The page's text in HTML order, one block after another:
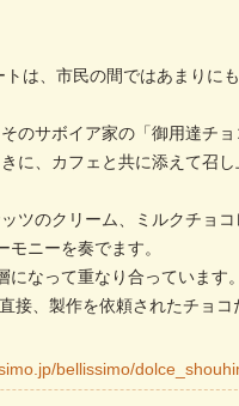
は、市民の間ではあまりに
のサボイア家の「御用達チョ
に、カフェと共に添えて召
ツのクリーム、ミルクチョコ
ニーを奏でます。
なって重なり合っています。
接、製作を依頼されたチョコ